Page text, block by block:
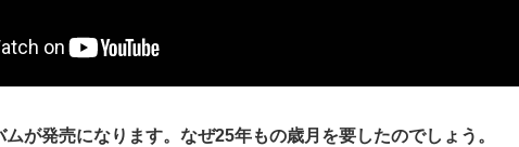
が発売になります。なぜ25年もの歳月を要したのでしょう。